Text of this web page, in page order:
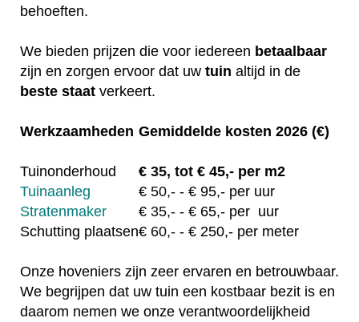
behoeften.
We bieden prijzen die voor iedereen betaalbaar
zijn en zorgen ervoor dat uw tuin altijd in de
beste staat verkeert.
Werkzaamheden Gemiddelde kosten 2026 (€)
Tuinonderhoud € 35, tot € 45,- per m2
Tuinaanleg
€ 50,- - € 95,- per uur
Stratenmaker
€ 35,- - € 65,- per uur
Schutting plaatsen€ 60,- - € 250,- per meter
Onze hoveniers zijn zeer ervaren en betrouwbaar.
We begrijpen dat uw tuin een kostbaar bezit is en
daarom nemen we onze verantwoordelijkheid